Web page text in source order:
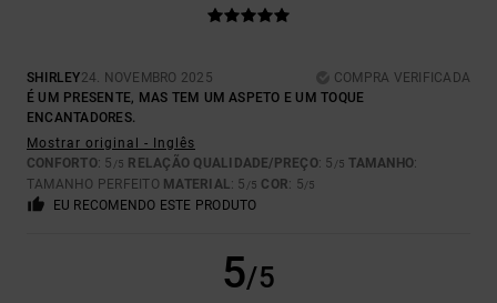
SHIRLEY24. NOVEMBRO 2025
COMPRA VERIFICADA
É UM PRESENTE, MAS TEM UM ASPETO E UM TOQUE
ENCANTADORES.
Mostrar original - Inglês
CONFORTO: 5 /5 RELAÇÃO QUALIDADE/PREÇO: 5 /5 TAMANHO:
TAMANHO PERFEITO MATERIAL: 5 /5 COR: 5/5
EU RECOMENDO ESTE PRODUTO
5/5